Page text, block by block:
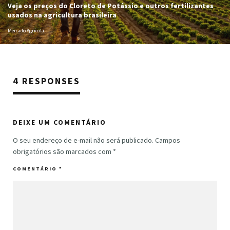
Veja os preços do Cloreto de Potássio e outros fertilizantes
usados na agricultura brasileira
Mercado Agrícola
4 RESPONSES
DEIXE UM COMENTÁRIO
O seu endereço de e-mail não será publicado. Campos
obrigatórios são marcados com *
COMENTÁRIO *